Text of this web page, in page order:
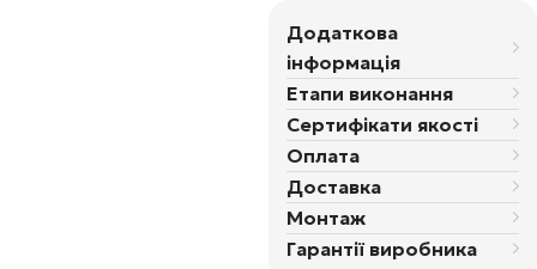
Додаткова
інформація
Етапи виконання
Сертифікати якості
Оплата
Доставка
Монтаж
Гарантії виробника